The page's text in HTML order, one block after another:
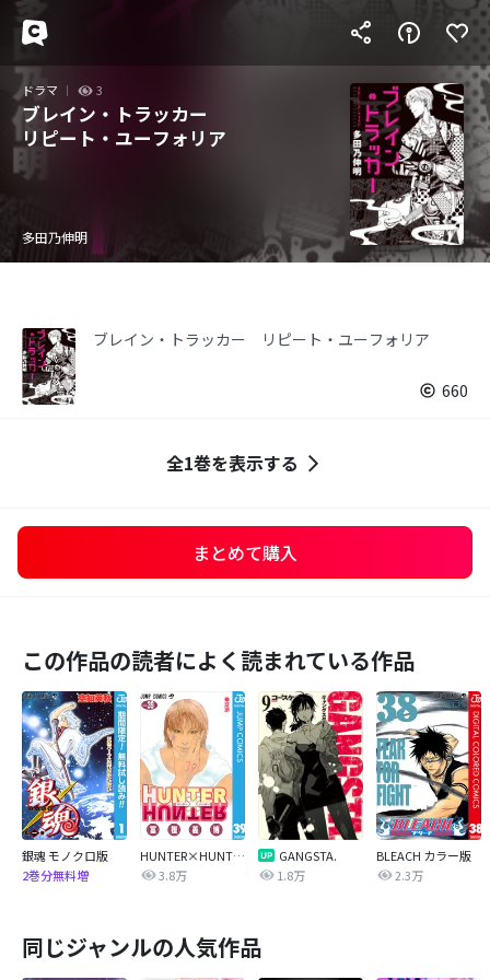
ドラマ 3
ブレイン・トラッカー
リピート・ユーフォリア
多田乃伸明
ブレイン・トラッカー リピート・ユーフォリア
660
全1巻を表示する
まとめて購入
この作品の読者によく読まれている作品
銀魂 モノクロ版
2巻分無料増
HUNTER×HUNTER モノクロ版
3.8万
GANGSTA.
1.8万
BLEACH カラー版
2.3万
同じジャンルの人気作品